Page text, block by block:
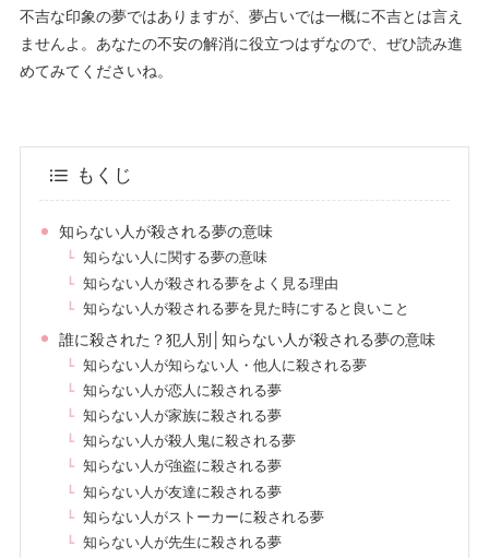
不吉な印象の夢ではありますが、夢占いでは一概に不吉とは言え
ませんよ。あなたの不安の解消に役立つはずなので、ぜひ読み進
めてみてくださいね。
もくじ
知らない人が殺される夢の意味
知らない人に関する夢の意味
知らない人が殺される夢をよく見る理由
知らない人が殺される夢を見た時にすると良いこと
誰に殺された？犯人別│知らない人が殺される夢の意味
知らない人が知らない人・他人に殺される夢
知らない人が恋人に殺される夢
知らない人が家族に殺される夢
知らない人が殺人鬼に殺される夢
知らない人が強盗に殺される夢
知らない人が友達に殺される夢
知らない人がストーカーに殺される夢
知らない人が先生に殺される夢